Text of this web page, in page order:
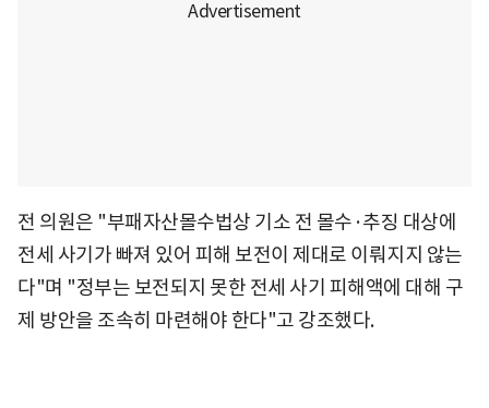
전 의원은 "부패자산몰수법상 기소 전 몰수·추징 대상에
전세 사기가 빠져 있어 피해 보전이 제대로 이뤄지지 않는
다"며 "정부는 보전되지 못한 전세 사기 피해액에 대해 구
제 방안을 조속히 마련해야 한다"고 강조했다.